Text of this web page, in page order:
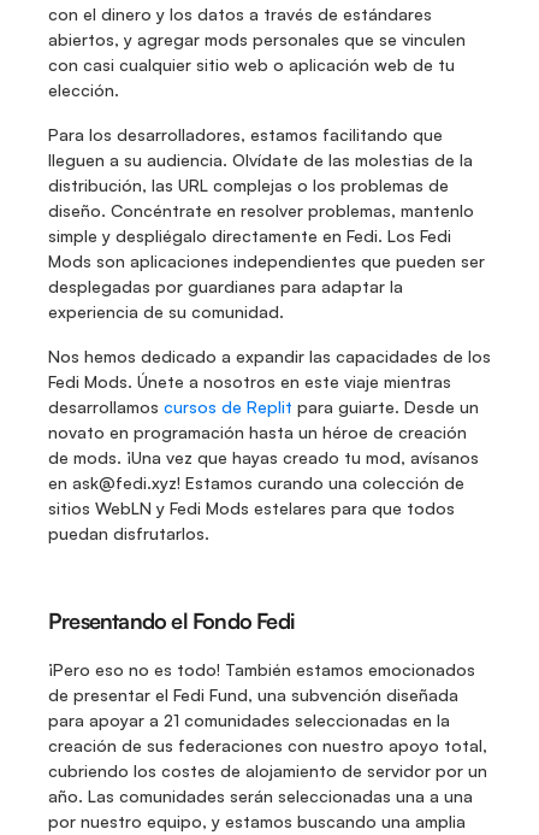
con el dinero y los datos a través de estándares
abiertos, y agregar mods personales que se vinculen
con casi cualquier sitio web o aplicación web de tu
elección.
Para los desarrolladores, estamos facilitando que
lleguen a su audiencia. Olvídate de las molestias de la
distribución, las URL complejas o los problemas de
diseño. Concéntrate en resolver problemas, mantenlo
simple y despliégalo directamente en Fedi. Los Fedi
Mods son aplicaciones independientes que pueden ser
desplegadas por guardianes para adaptar la
experiencia de su comunidad.
Nos hemos dedicado a expandir las capacidades de los
Fedi Mods. Únete a nosotros en este viaje mientras
desarrollamos cursos de Replit para guiarte. Desde un
novato en programación hasta un héroe de creación
de mods. ¡Una vez que hayas creado tu mod, avísanos
en ask@fedi.xyz! Estamos curando una colección de
sitios WebLN y Fedi Mods estelares para que todos
puedan disfrutarlos.
Presentando el Fondo Fedi
¡Pero eso no es todo! También estamos emocionados
de presentar el Fedi Fund, una subvención diseñada
para apoyar a 21 comunidades seleccionadas en la
creación de sus federaciones con nuestro apoyo total,
cubriendo los costes de alojamiento de servidor por un
año. Las comunidades serán seleccionadas una a una
por nuestro equipo, y estamos buscando una amplia